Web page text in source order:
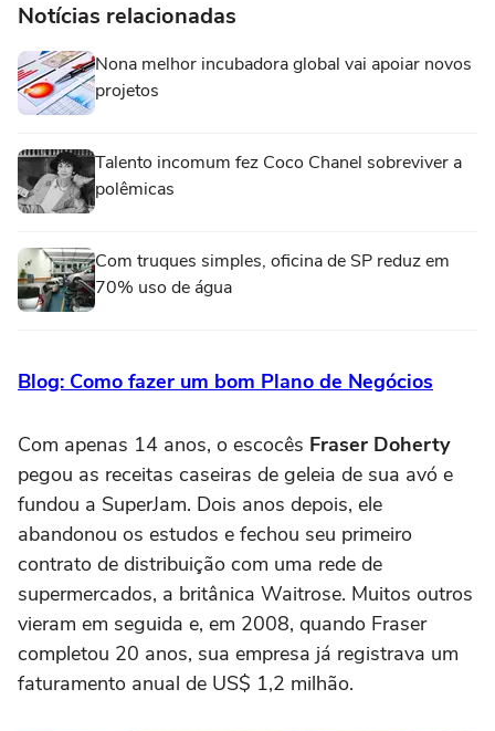
Notícias relacionadas
Nona melhor incubadora global vai apoiar novos
projetos
Talento incomum fez Coco Chanel sobreviver a
polêmicas
Com truques simples, oficina de SP reduz em
70% uso de água
Blog: Como fazer um bom Plano de Negócios
Com apenas 14 anos, o escocês Fraser Doherty
pegou as receitas caseiras de geleia de sua avó e
fundou a SuperJam. Dois anos depois, ele
abandonou os estudos e fechou seu primeiro
contrato de distribuição com uma rede de
supermercados, a britânica Waitrose. Muitos outros
vieram em seguida e, em 2008, quando Fraser
completou 20 anos, sua empresa já registrava um
faturamento anual de US$ 1,2 milhão.